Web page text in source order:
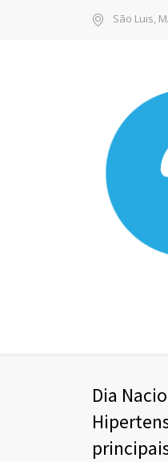
São Luis,
Dia